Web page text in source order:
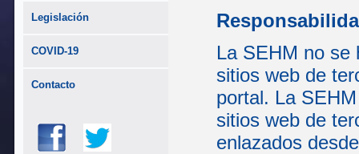
Legislación
COVID-19
Contacto
La SEHM no se
sitios web de
portal. La
sitios web de
enlazados